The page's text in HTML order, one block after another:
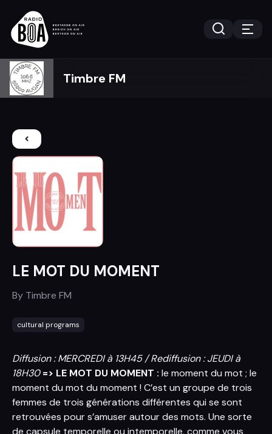
Timbre FM
LE MOT DU MOMENT
By Timbre FM
cultural programs
Diffusion : MERCREDI à 13H45 / Rediffusion : JEUDI à
18H30=> LE MOT DU MOMENT : le moment du mot ; le
moment du mot du moment ! C’est un groupe de trois
femmes de trois générations différentes qui se sont
retrouvées pour s’amuser autour des mots. Une sorte
de capsule temporelle ou intemporelle, comme vous